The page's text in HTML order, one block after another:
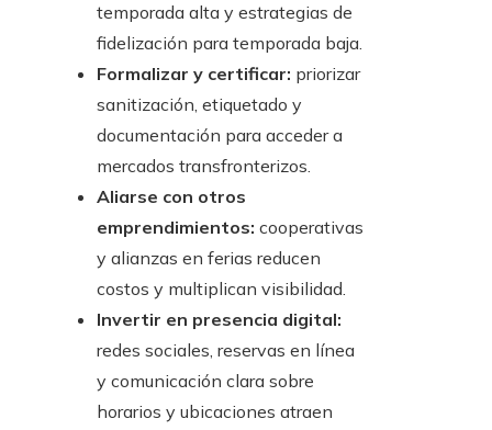
temporada alta y estrategias de
fidelización para temporada baja.
Formalizar y certificar: priorizar
sanitización, etiquetado y
documentación para acceder a
mercados transfronterizos.
Aliarse con otros
emprendimientos: cooperativas
y alianzas en ferias reducen
costos y multiplican visibilidad.
Invertir en presencia digital:
redes sociales, reservas en línea
y comunicación clara sobre
horarios y ubicaciones atraen